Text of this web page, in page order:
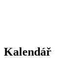
Kalendář